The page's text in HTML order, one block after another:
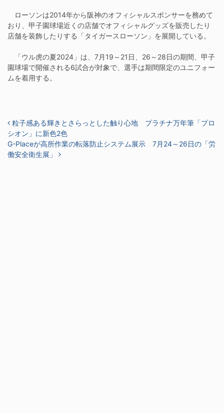
ローソンは2014年から阪神のオフィシャルスポンサーを務めて
おり、甲子園球場近くの店舗でオフィシャルグッズを販売したり
店舗を装飾したりする「タイガースローソン」を展開している。
「ウル虎の夏2024」は、7月19～21日、26～28日の期間、甲子
園球場で開催される6試合が対象で、選手は期間限定のユニフォー
ムを着用する。
投稿ナビゲーション
粒子感ある輝きとさらっとした触り心地 プラチナ万年筆「プロ
シオン」に新色2色
G-Placeが高所作業の転落防止システム展示 7月24～26日の「労
働安全衛生展」